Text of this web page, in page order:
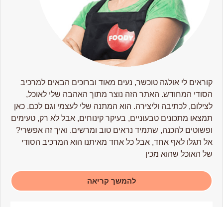
קוראים לי אולגה טוכשר, נעים מאוד וברוכים הבאים למרכיב
הסודי המחודש. האתר הזה נוצר מתוך האהבה שלי לאוכל,
לצילום, לכתיבה וליצירה. הוא המתנה שלי לעצמי וגם לכם. כאן
תמצאו מתכונים טבעוניים, בעיקר קינוחים, אבל לא רק, טעימים
ופשוטים להכנה, שתמיד נראים טוב ומרשים. ואיך זה אפשרי?
אל תגלו לאף אחד, אבל כל אחד מאיתנו הוא המרכיב הסודי
של האוכל שהוא מכין
להמשך קריאה